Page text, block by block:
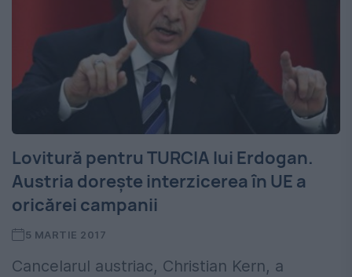
Lovitură pentru TURCIA lui Erdogan.
Austria dorește interzicerea în UE a
oricărei campanii
5 MARTIE 2017
Cancelarul austriac, Christian Kern, a